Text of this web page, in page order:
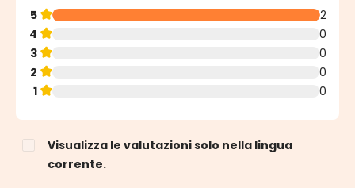
5
2
4
0
3
0
2
0
1
0
Visualizza le valutazioni solo nella lingua
corrente.